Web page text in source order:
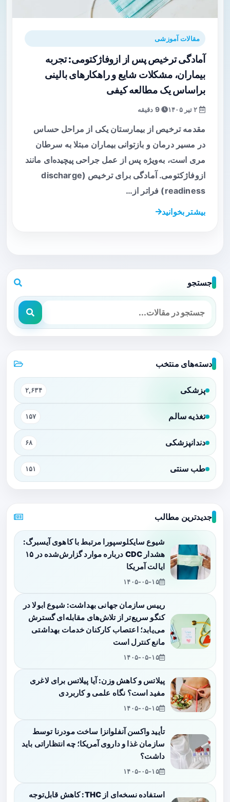
مقالات آموزشی
آمادگی ترخیص پس از ازوفاژکتومی: تجربه
بیماران، مشکلات شایع و راهکارهای بالینی
براساس یک مطالعه کیفی
9 دقیقه
مقدمه ترخیص از بیمارستان یکی از مراحل حساس
در مسیر درمان و بازتوانی بیماران مبتلا به سرطان
مری است، به‌ویژه پس از عمل جراحی پیچیده‌ای مانند
ازوفاژکتومی. آمادگی برای ترخیص (discharge
readiness) فراتر از…
بیشتر بخوانید
جستجو
دسته‌های منتخب
پزشکی ۲,۶۳۴
تغذیه سالم ۱۵۷
دندانپزشکی ۶۸
طب سنتی ۱۵۱
جدیدترین مطالب
شیوع سایکلوسپورا مرتبط با کاهوی آیسبرگ:
هشدار CDC درباره موارد گزارش‌شده در ۱۵
ایالت آمریکا
۱۴۰۵-۰۵-۱۵
رییس سازمان جهانی بهداشت: شیوع ابولا در
کنگو سریع‌تر از تلاش‌های مقابله‌ای گسترش
می‌یابد؛ اعتصاب کارکنان خدمات بهداشتی
مانع کنترل است
۱۴۰۵-۰۵-۱۵
پیلاتس و کاهش وزن: آیا پیلاتس برای لاغری
مفید است؟ نگاه علمی و کاربردی
۱۴۰۵-۰۵-۱۵
تأیید واکسن آنفلوانزا ساخت مودرنا توسط
سازمان غذا و داروی آمریکا؛ چه انتظاراتی باید
داشت؟
۱۴۰۵-۰۵-۱۵
استفاده نسخه‌ای از THC: کاهش قابل‌توجه